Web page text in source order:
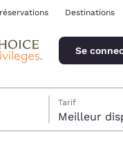
Destinations
Se
Tarif
Meilleur